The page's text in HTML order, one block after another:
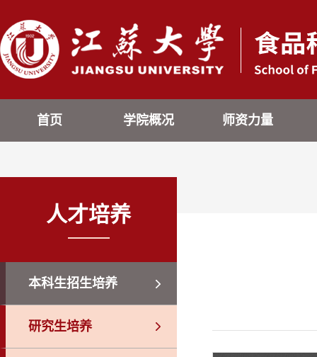
首页 学院概况 师资力量
人才培养
本科生招生培养
研究生培养